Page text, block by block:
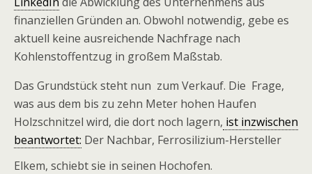
finanziellen Gründen an. Obwohl notwendig, gebe es
aktuell keine ausreichende Nachfrage nach
Kohlenstoffentzug in großem Maßstab.
Das Grundstück steht nun zum Verkauf. Die Frage,
was aus dem bis zu zehn Meter hohen Haufen
Holzschnitzel wird, die dort noch lagern, ist inzwischen
beantwortet: Der Nachbar, Ferrosilizium-Hersteller
Elkem, schiebt sie in seinen Hochofen.